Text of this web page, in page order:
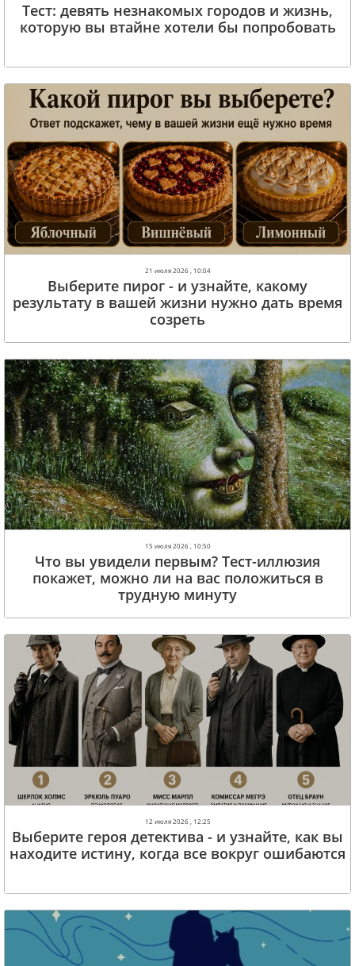
Тест: девять незнакомых городов и жизнь,
которую вы втайне хотели бы попробовать
21 июля 2026 , 10:04
Выберите пирог - и узнайте, какому
результату в вашей жизни нужно дать время
созреть
15 июля 2026 , 10:50
Что вы увидели первым? Тест-иллюзия
покажет, можно ли на вас положиться в
трудную минуту
12 июля 2026 , 12:25
Выберите героя детектива - и узнайте, как вы
находите истину, когда все вокруг ошибаются